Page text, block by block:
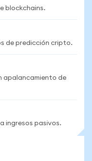
blockchains.
de predicción cripto.
apalancamiento de
ingresos pasivos.